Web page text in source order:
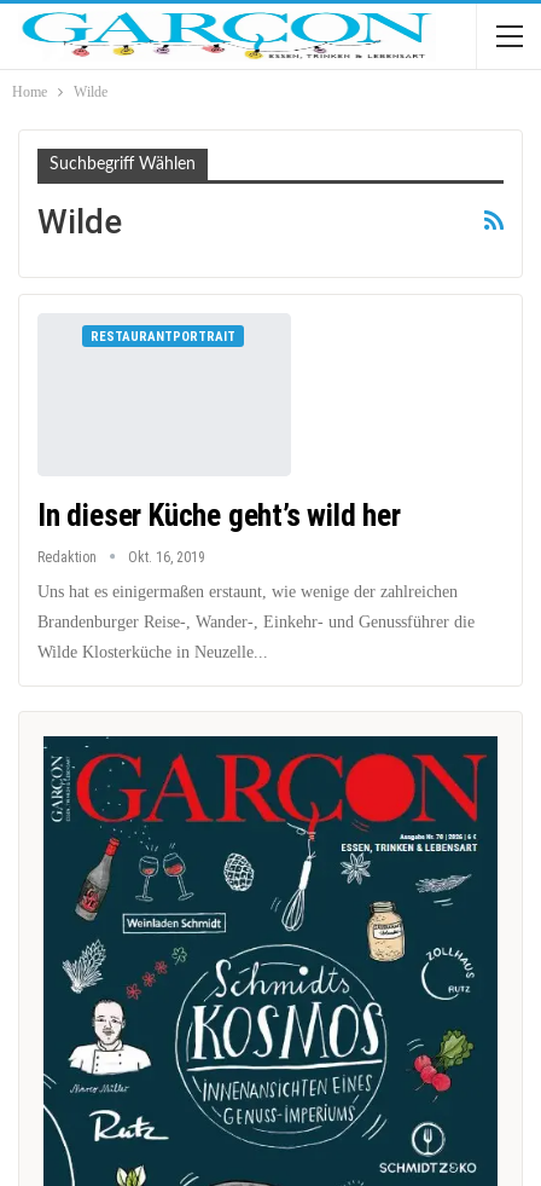
Home Wilde
Suchbegriff Wählen
Wilde
RESTAURANTPORTRAIT
In dieser Küche geht’s wild her
Redaktion Okt. 16, 2019
Uns hat es einigermaßen erstaunt, wie wenige der zahlreichen
Brandenburger Reise-, Wander-, Einkehr- und Genussführer die
Wilde Klosterküche in Neuzelle...